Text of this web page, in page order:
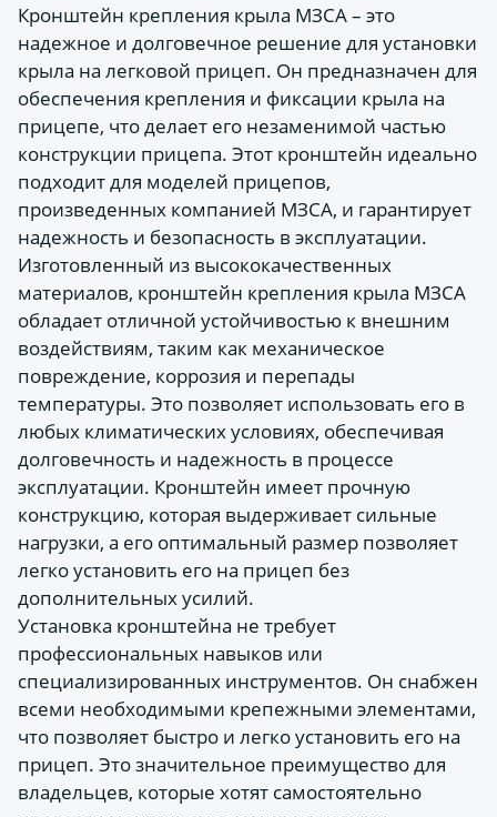
Кронштейн крепления крыла МЗСА – это
надежное и долговечное решение для установки
крыла на легковой прицеп. Он предназначен для
обеспечения крепления и фиксации крыла на
прицепе, что делает его незаменимой частью
конструкции прицепа. Этот кронштейн идеально
подходит для моделей прицепов,
произведенных компанией МЗСА, и гарантирует
надежность и безопасность в эксплуатации.
Изготовленный из высококачественных
материалов, кронштейн крепления крыла МЗСА
обладает отличной устойчивостью к внешним
воздействиям, таким как механическое
повреждение, коррозия и перепады
температуры. Это позволяет использовать его в
любых климатических условиях, обеспечивая
долговечность и надежность в процессе
эксплуатации. Кронштейн имеет прочную
конструкцию, которая выдерживает сильные
нагрузки, а его оптимальный размер позволяет
легко установить его на прицеп без
дополнительных усилий.
Установка кронштейна не требует
профессиональных навыков или
специализированных инструментов. Он снабжен
всеми необходимыми крепежными элементами,
что позволяет быстро и легко установить его на
прицеп. Это значительное преимущество для
владельцев, которые хотят самостоятельно